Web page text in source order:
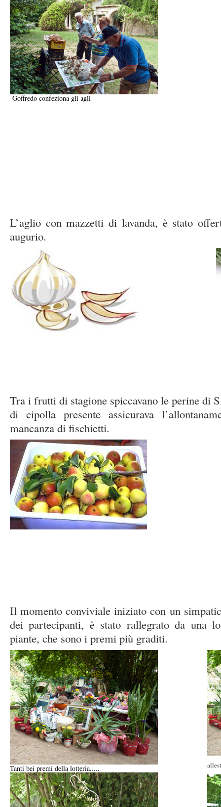
Goffredo confeziona gli agli
L’aglio con mazzetti di lavanda, è stato
augurio.
Tra i frutti di stagione spiccavano le perine di
di cipolla presente assicurava
mancanza di fischietti.
Il momento conviviale iniziato con un
dei partecipanti, è stato rallegrato da una
piante, che sono i premi più graditi.
Tanti bei premi della lotteria.....